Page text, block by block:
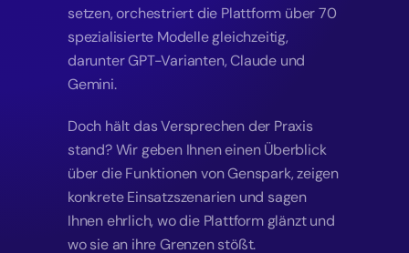
setzen, orchestriert die Plattform über 70
spezialisierte Modelle gleichzeitig,
darunter GPT-Varianten, Claude und
Gemini.
Doch hält das Versprechen der Praxis
stand? Wir geben Ihnen einen Überblick
über die Funktionen von Genspark, zeigen
konkrete Einsatzszenarien und sagen
Ihnen ehrlich, wo die Plattform glänzt und
wo sie an ihre Grenzen stößt.